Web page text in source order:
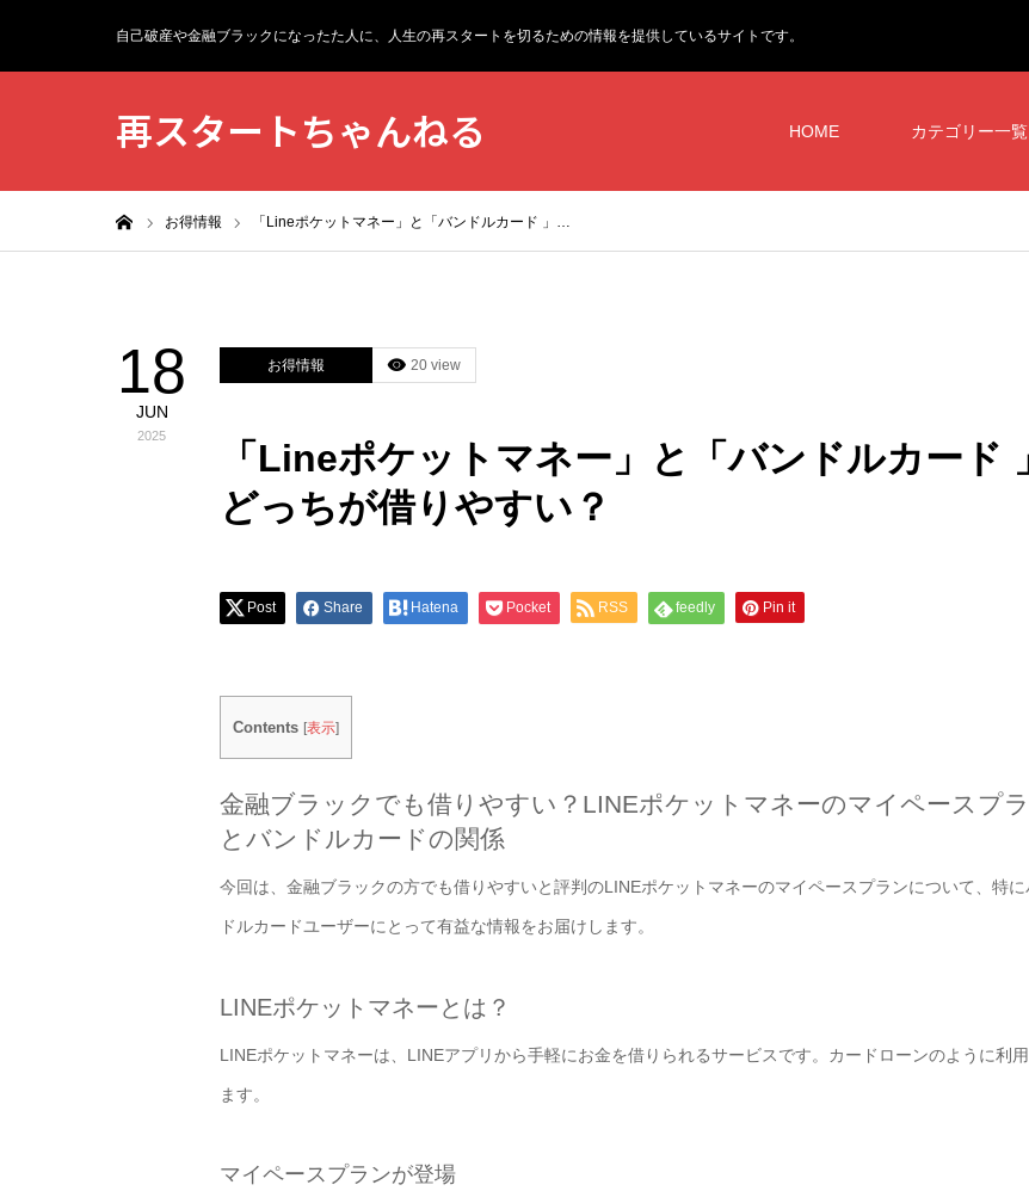
自己破産や金融ブラックになったた人に、人生の再スタートを切るための情報を提供しているサイトです。
再スタートちゃんねる HOME カテゴリー一覧
お得情報 「Lineポケットマネー」と「バンドルカード 」…
18
JUN
2025
お得情報 20 view
「Lineポケットマネー」と「バンドルカード
どっちが借りやすい？
Post Share Hatena Pocket RSS feedly Pin it
Contents [表示]
金融ブラックでも借りやすい？LINEポケットマネーのマイペースプ
とバンドルカードの関係
今回は、金融ブラックの方でも借りやすいと評判のLINEポケットマネーのマイペースプランについて、特に
ドルカードユーザーにとって有益な情報をお届けします。
LINEポケットマネーとは？
LINEポケットマネーは、LINEアプリから手軽にお金を借りられるサービスです。カードローンのように利
ます。
マイペースプランが登場